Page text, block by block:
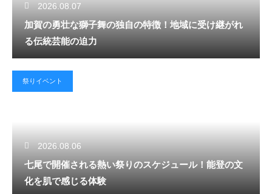
2026.08.07
加賀の勇壮な獅子舞の独自の特徴！地域に受け継がれ
る伝統芸能の迫力
祭りイベント
2026.08.06
七尾で開催される熱い祭りのスケジュール！能登の文
化を肌で感じる体験